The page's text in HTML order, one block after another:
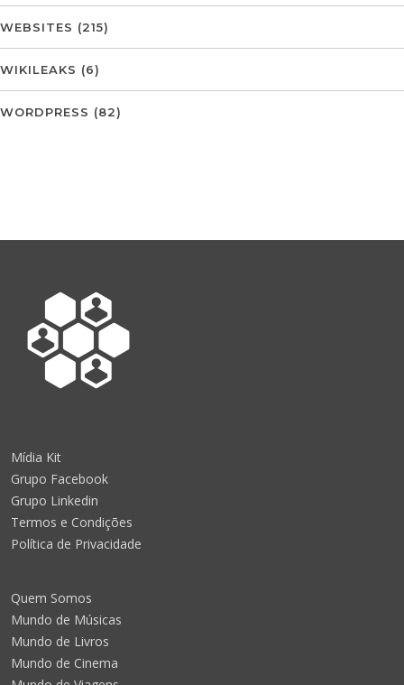
WEBSITES (215)
WIKILEAKS (6)
WORDPRESS (82)
Mídia Kit
Grupo Facebook
Grupo Linkedin
Termos e Condições
Política de Privacidade
Quem Somos
Mundo de Músicas
Mundo de Livros
Mundo de Cinema